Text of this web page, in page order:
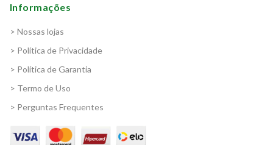
Informações
> Nossas lojas
> Política de Privacidade
> Política de Garantia
> Termo de Uso
> Perguntas Frequentes